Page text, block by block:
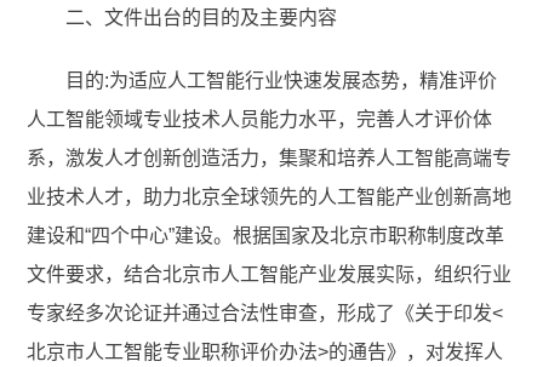
二、文件出台的目的及主要内容
目的:为适应人工智能行业快速发展态势，精准评价
人工智能领域专业技术人员能力水平，完善人才评价体
系，激发人才创新创造活力，集聚和培养人工智能高端专
业技术人才，助力北京全球领先的人工智能产业创新高地
建设和“四个中心”建设。根据国家及北京市职称制度改革
文件要求，结合北京市人工智能产业发展实际，组织行业
专家经多次论证并通过合法性审查，形成了《关于印发<
北京市人工智能专业职称评价办法>的通告》，对发挥人